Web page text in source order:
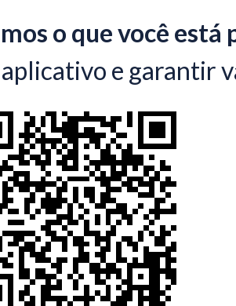
o que você está
e garantir